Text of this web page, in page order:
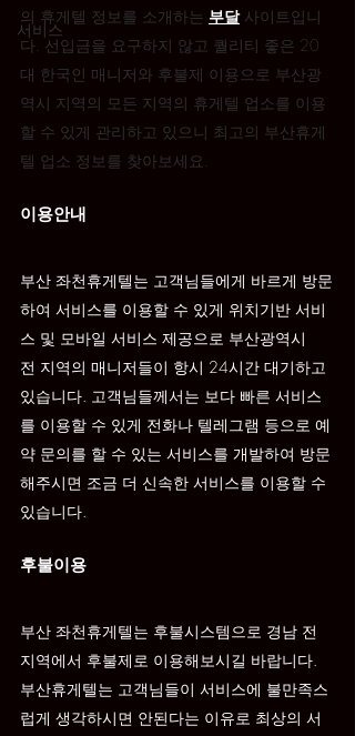
서비스
의 휴게텔 정보를 소개하는 부달 사이트입니
다. 선입금을 요구하지 않고 퀄리티 좋은 20
대 한국인 매니저와 후불제 이용으로 부산광
역시 지역의 모든 지역의 휴게텔 업소를 이용
할 수 있게 관리하고 있으니 최고의 부산휴게
텔 업소 정보를 찾아보세요.
이용안내
부산 좌천휴게텔는 고객님들에게 바르게 방문
하여 서비스를 이용할 수 있게 위치기반 서비
스 및 모바일 서비스 제공으로 부산광역시
전 지역의 매니저들이 항시 24시간 대기하고
있습니다. 고객님들께서는 보다 빠른 서비스
를 이용할 수 있게 전화나 텔레그램 등으로 예
약 문의를 할 수 있는 서비스를 개발하여 방문
해주시면 조금 더 신속한 서비스를 이용할 수
있습니다.
후불이용
부산 좌천휴게텔는 후불시스템으로 경남 전
지역에서 후불제로 이용해보시길 바랍니다.
부산휴게텔는 고객님들이 서비스에 불만족스
럽게 생각하시면 안된다는 이유로 최상의 서